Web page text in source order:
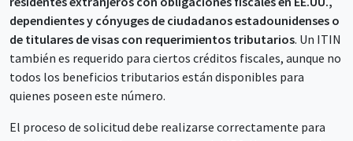
dependientes y cónyuges de ciudadanos estadounidenses o
de titulares de visas con requerimientos tributarios. Un ITIN
también es requerido para ciertos créditos fiscales, aunque no
todos los beneficios tributarios están disponibles para
quienes poseen este número.
El proceso de solicitud debe realizarse correctamente para